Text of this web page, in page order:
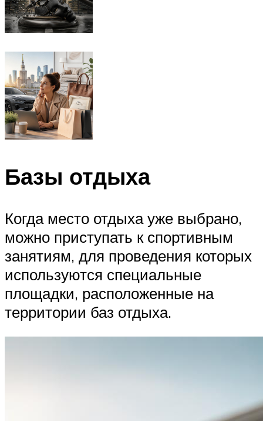
Базы отдыха
Когда место отдыха уже выбрано,
можно приступать к спортивным
занятиям, для проведения которых
используются специальные
площадки, расположенные на
территории баз отдыха.